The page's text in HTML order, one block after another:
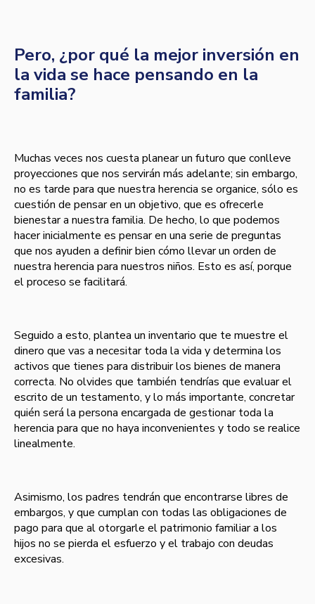
Pero, ¿por qué la mejor inversión en
la vida se hace pensando en la
familia?
Muchas veces nos cuesta planear un futuro que conlleve
proyecciones que nos servirán más adelante; sin embargo,
no es tarde para que nuestra herencia se organice, sólo es
cuestión de pensar en un objetivo, que es ofrecerle
bienestar a nuestra familia. De hecho, lo que podemos
hacer inicialmente es pensar en una serie de preguntas
que nos ayuden a definir bien cómo llevar un orden de
nuestra herencia para nuestros niños. Esto es así, porque
el proceso se facilitará.
Seguido a esto, plantea un inventario que te muestre el
dinero que vas a necesitar toda la vida y determina los
activos que tienes para distribuir los bienes de manera
correcta. No olvides que también tendrías que evaluar el
escrito de un testamento, y lo más importante, concretar
quién será la persona encargada de gestionar toda la
herencia para que no haya inconvenientes y todo se realice
linealmente.
Asimismo, los padres tendrán que encontrarse libres de
embargos, y que cumplan con todas las obligaciones de
pago para que al otorgarle el patrimonio familiar a los
hijos no se pierda el esfuerzo y el trabajo con deudas
excesivas.